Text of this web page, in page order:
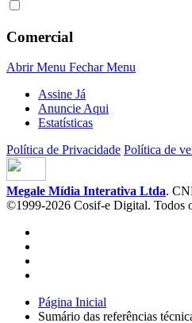
Comercial
Abrir Menu Fechar Menu
Assine Já
Anuncie Aqui
Estatísticas
Política de Privacidade Política de
Megale Mídia Interativa Ltda.
©1999-2026 Cosif-e Digital. Todos
Página Inicial
Sumário das referências